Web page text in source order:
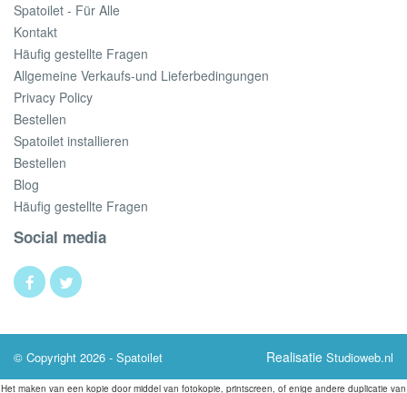
Spatoilet - Für Alle
Kontakt
Häufig gestellte Fragen
Allgemeine Verkaufs-und Lieferbedingungen
Privacy Policy
Bestellen
Spatoilet installieren
Bestellen
Blog
Häufig gestellte Fragen
Social media
© Copyright 2026 - Spatoilet Realisatie Studioweb.nl
Het maken van een kopie door middel van fotokopie, printscreen, of enige andere duplicatie van